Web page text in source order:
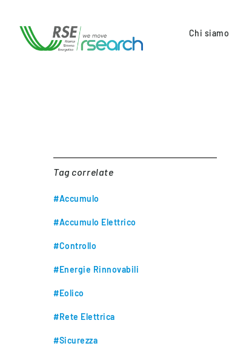
Chi siamo
Tag correlate
#Accumulo
#Accumulo Elettrico
#Controllo
#Energie Rinnovabili
#Eolico
#Rete Elettrica
#Sicurezza